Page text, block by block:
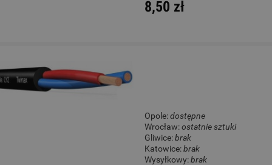
8,50 zł
Opole:dostępne
Wrocław:ostatnie sztuki
Gliwice:brak
Katowice:brak
Wysyłkowy:brak